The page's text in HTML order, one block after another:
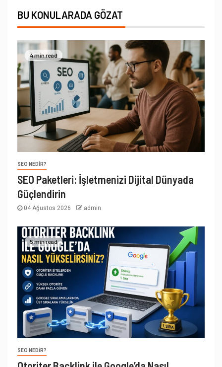
BU KONULARADA GÖZAT
4 min read
SEO NEDIR?
SEO Paketleri: İşletmenizi Dijital Dünyada
Güçlendirin
04 Ağustos 2026 admin
5 min read
SEO NEDIR?